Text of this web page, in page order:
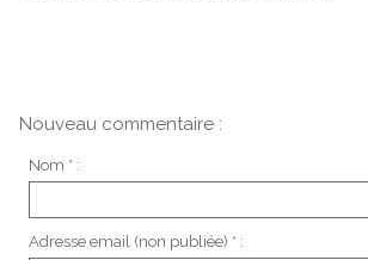
Nouveau commentaire :
Nom * :
Adresse email (non publiée) * :